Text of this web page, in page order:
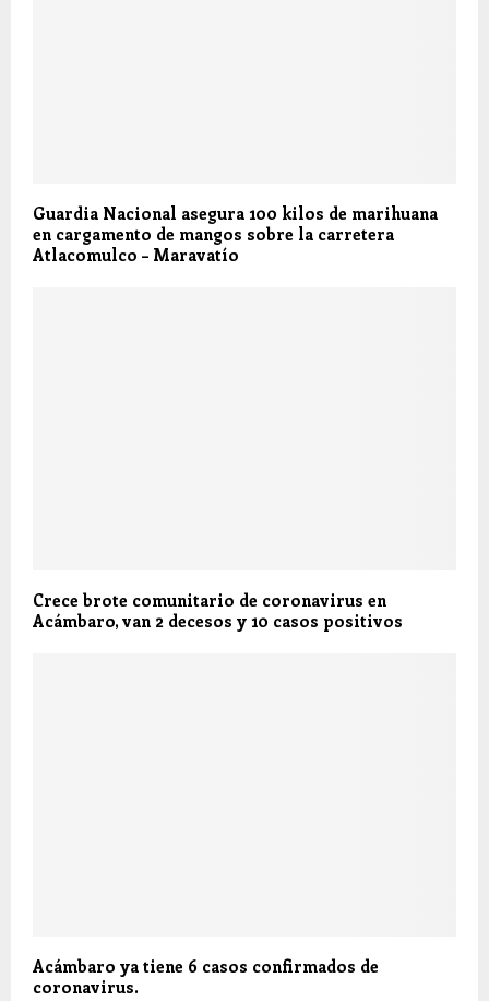
Guardia Nacional asegura 100 kilos de marihuana
en cargamento de mangos sobre la carretera
Atlacomulco – Maravatío
Crece brote comunitario de coronavirus en
Acámbaro, van 2 decesos y 10 casos positivos
Acámbaro ya tiene 6 casos confirmados de
coronavirus.